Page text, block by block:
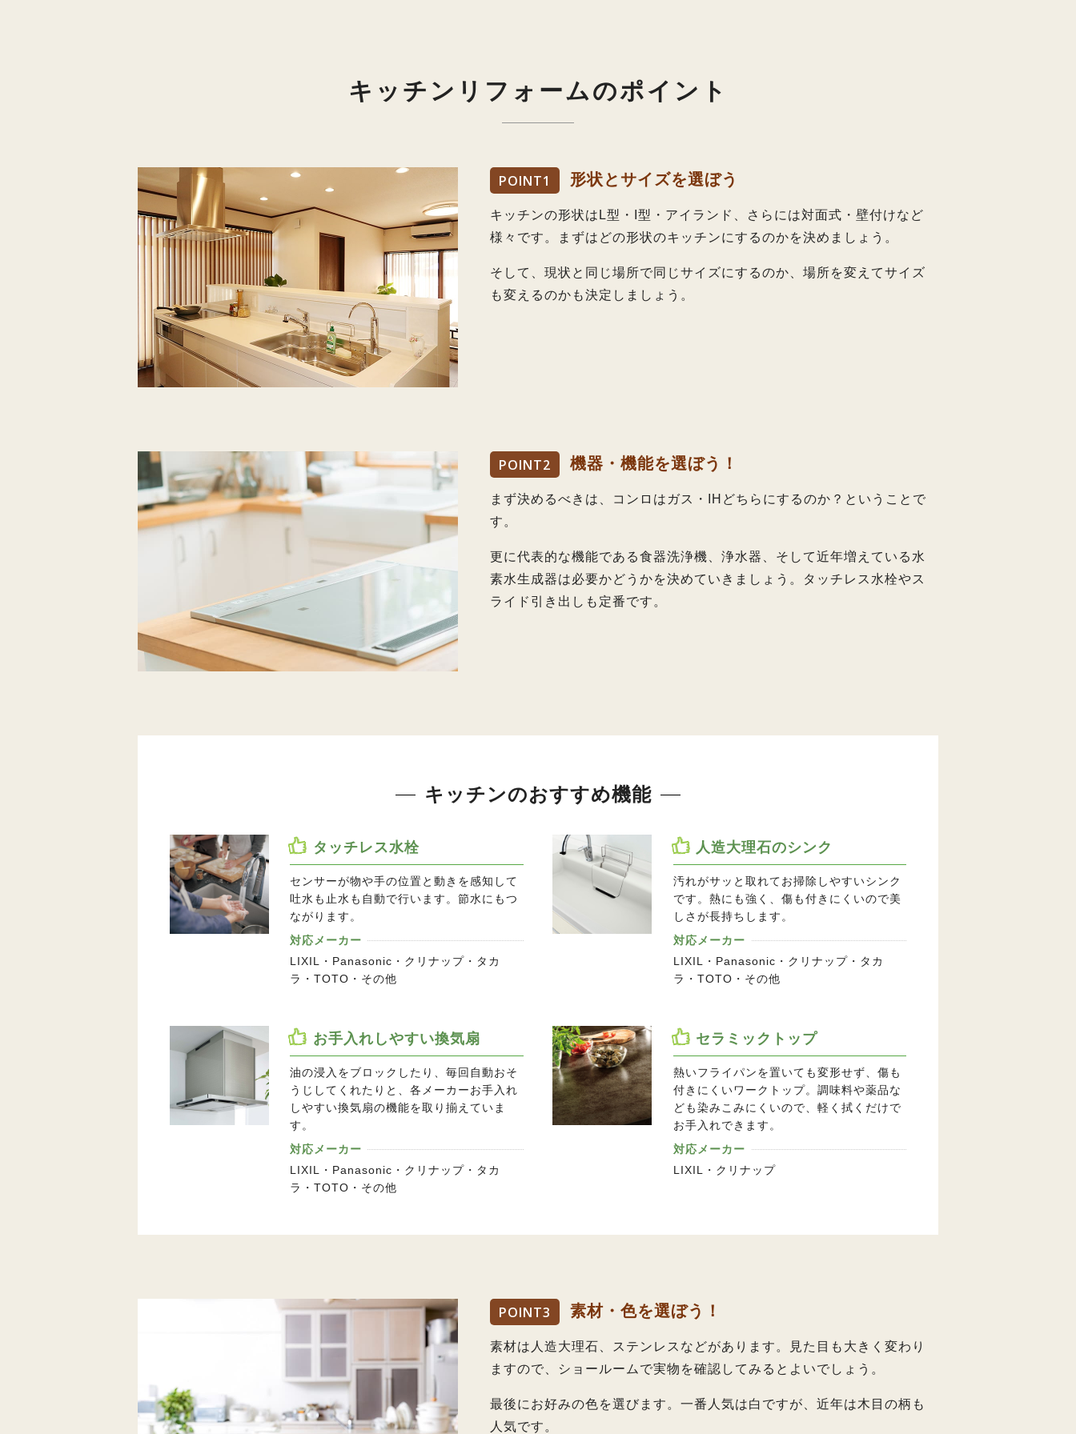
キッチンリフォームのポイント
POINT1 形状とサイズを選ぼう
キッチンの形状はL型・I型・アイランド、さらには対面式・壁付けなど
様々です。まずはどの形状のキッチンにするのかを決めましょう。
そして、現状と同じ場所で同じサイズにするのか、場所を変えてサイズ
も変えるのかも決定しましょう。
POINT2 機器・機能を選ぼう！
まず決めるべきは、コンロはガス・IHどちらにするのか？ということで
す。
更に代表的な機能である食器洗浄機、浄水器、そして近年増えている水
素水生成器は必要かどうかを決めていきましょう。タッチレス水栓やス
ライド引き出しも定番です。
キッチンのおすすめ機能
タッチレス水栓
センサーが物や手の位置と動きを感知して
吐水も止水も自動で行います。節水にもつ
ながります。
対応メーカー
LIXIL・Panasonic・クリナップ・タカ
ラ・TOTO・その他
人造大理石のシンク
汚れがサッと取れてお掃除しやすいシンク
です。熱にも強く、傷も付きにくいので美
しさが長持ちします。
対応メーカー
LIXIL・Panasonic・クリナップ・タカ
ラ・TOTO・その他
お手入れしやすい換気扇
油の浸入をブロックしたり、毎回自動おそ
うじしてくれたりと、各メーカーお手入れ
しやすい換気扇の機能を取り揃えていま
す。
対応メーカー
LIXIL・Panasonic・クリナップ・タカ
ラ・TOTO・その他
セラミックトップ
熱いフライパンを置いても変形せず、傷も
付きにくいワークトップ。調味料や薬品な
ども染みこみにくいので、軽く拭くだけで
お手入れできます。
対応メーカー
LIXIL・クリナップ
POINT3 素材・色を選ぼう！
素材は人造大理石、ステンレスなどがあります。見た目も大きく変わり
ますので、ショールームで実物を確認してみるとよいでしょう。
最後にお好みの色を選びます。一番人気は白ですが、近年は木目の柄も
人気です。